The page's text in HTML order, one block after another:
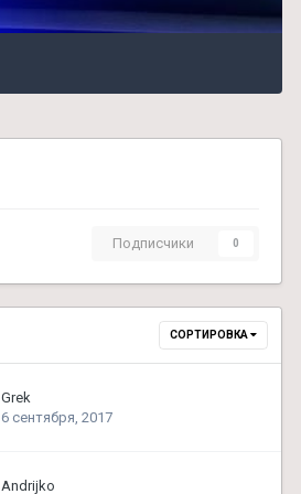
Подписчики 0
СОРТИРОВКА
Grek
6 сентября, 2017
Andrijko